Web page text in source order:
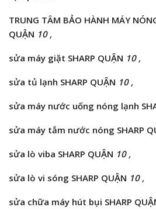
TRUNG TÂM BẢO HÀNH MÁY
QUẬN 10 ,
sửa máy giặt SHARP QUẬN 10 ,
sửa tủ lạnh SHARP QUẬN 10 ,
sửa máy nước uống nóng lạnh
sửa máy tắm nước nóng SHARP
sửa lò viba SHARP QUẬN 10 ,
sửa lò vi sóng SHARP QUẬN 10 ,
sửa chữa máy hút bụi SHARP